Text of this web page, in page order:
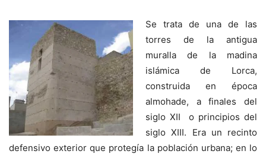
Se trata de una de las
torres de la antigua
muralla de la madina
islámica de Lorca,
construida en época
almohade, a finales del
siglo XII o principios del
siglo XIII. Era un recinto
defensivo exterior que protegía la población urbana; en lo